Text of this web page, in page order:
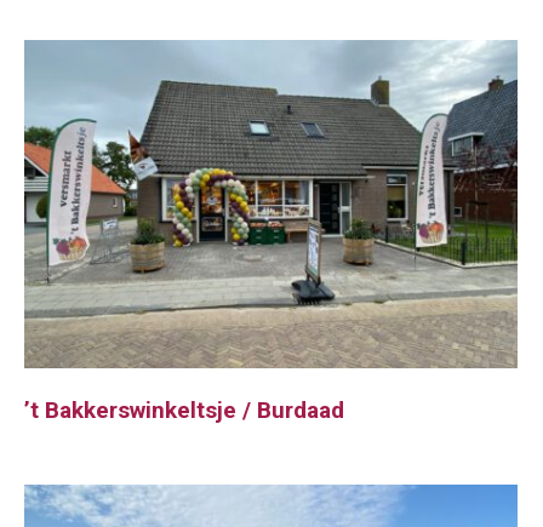
’t Bakkerswinkeltsje / Burdaad